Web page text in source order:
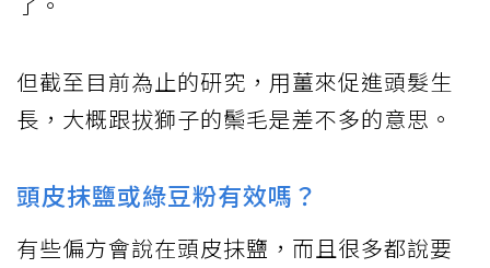
但截至目前為止的研究，用薑來促進頭髮生
長，大概跟拔獅子的鬃毛是差不多的意思。
頭皮抹鹽或綠豆粉有效嗎？
有些偏方會說在頭皮抹鹽，而且很多都說要